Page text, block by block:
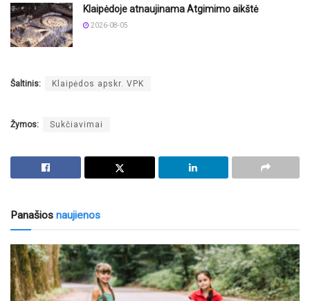
Klaipėdoje atnaujinama Atgimimo aikštė
2026-08-05
Šaltinis: Klaipėdos apskr. VPK
Žymos: Sukčiavimai
Panašios naujienos